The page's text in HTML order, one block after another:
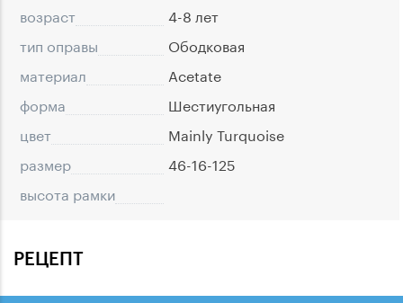
возраст
4-8 лет
тип оправы
Ободковая
материал
Acetate
форма
Шестиугольная
цвет
Mainly Turquoise
размер
46-16-125
высота рамки
РЕЦЕПТ